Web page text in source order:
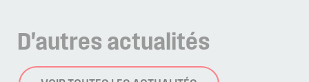
D'autres actualités